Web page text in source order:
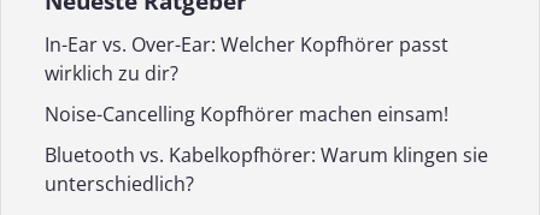
In-Ear vs. Over-Ear: Welcher Kopfhörer passt
wirklich zu dir?
Noise-Cancelling Kopfhörer machen einsam!
Bluetooth vs. Kabelkopfhörer: Warum klingen sie
unterschiedlich?